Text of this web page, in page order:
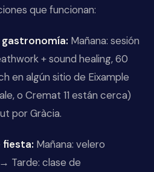
que funcionan:
gastronomía: Mañana: sesión
+ sound healing, 60
en algún sitio de Eixample
o Cremat 11 están cerca)
por Gràcia.
fiesta: Mañana: velero
Tarde: clase de